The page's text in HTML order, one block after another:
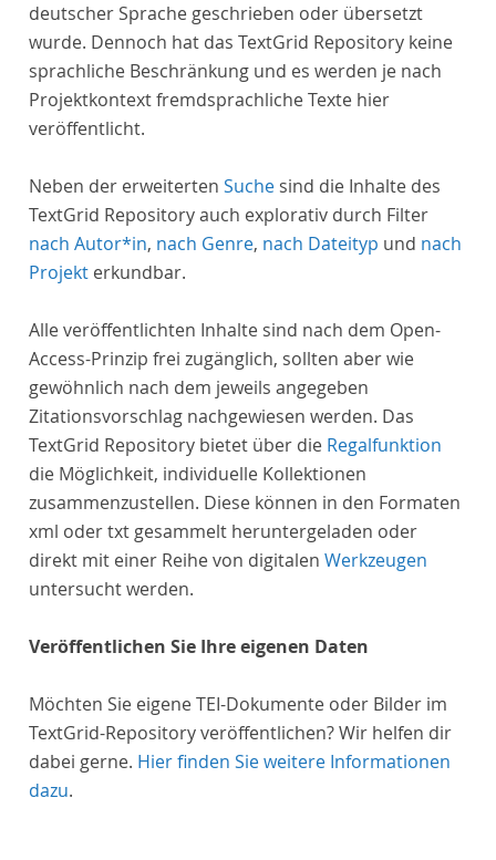
deutscher Sprache geschrieben oder übersetzt
wurde. Dennoch hat das TextGrid Repository keine
sprachliche Beschränkung und es werden je nach
Projektkontext fremdsprachliche Texte hier
veröffentlicht.
Neben der erweiterten Suche sind die Inhalte des
TextGrid Repository auch explorativ durch Filter
nach Autor*in, nach Genre, nach Dateityp und nach
Projekt erkundbar.
Alle veröffentlichten Inhalte sind nach dem Open-
Access-Prinzip frei zugänglich, sollten aber wie
gewöhnlich nach dem jeweils angegeben
Zitationsvorschlag nachgewiesen werden. Das
TextGrid Repository bietet über die Regalfunktion
die Möglichkeit, individuelle Kollektionen
zusammenzustellen. Diese können in den Formaten
xml oder txt gesammelt heruntergeladen oder
direkt mit einer Reihe von digitalen Werkzeugen
untersucht werden.
Veröffentlichen Sie Ihre eigenen Daten
Möchten Sie eigene TEI-Dokumente oder Bilder im
TextGrid-Repository veröffentlichen? Wir helfen dir
dabei gerne. Hier finden Sie weitere Informationen
dazu.